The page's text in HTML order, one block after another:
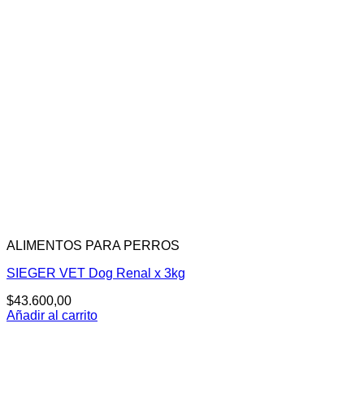
ALIMENTOS PARA PERROS
SIEGER VET Dog Renal x 3kg
$43.600,00
Añadir al carrito